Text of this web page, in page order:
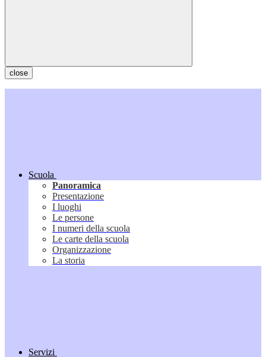
close
Scuola
Panoramica
Presentazione
I luoghi
Le persone
I numeri della scuola
Le carte della scuola
Organizzazione
La storia
Servizi